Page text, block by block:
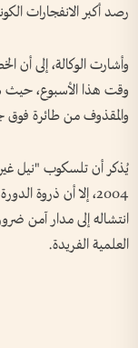
رصد أكبر الانفجارات
وأشارت الوكالة، إلى أن
والمقذوف من طائرة فوق
يُذكر أن تلسكوب "نيل
2004، إلا أن ذروة
انتشاله إلى مدار آمن
العلمية الفريدة.